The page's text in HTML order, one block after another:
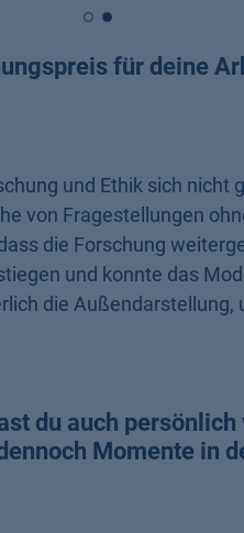
für deine
und Ethik sich
von Fragestellungen
die Forschung
und konnte das
die
du auch
Momente in